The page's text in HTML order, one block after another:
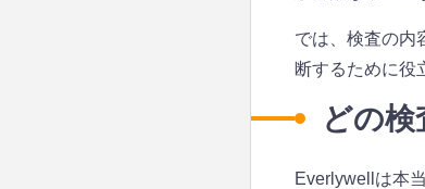
では、検査の内
断するために役
どの
Everlywellは本